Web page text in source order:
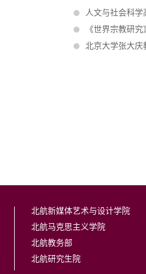
人文与社会科
《世界宗教研
北京大学张大庆
北航新媒体艺术与设计学院
北航马克思主义学院
北航教务部
北航研究生院